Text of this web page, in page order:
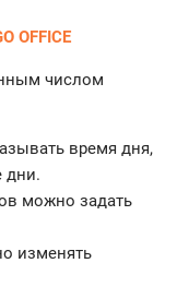
OFFICE
числом
время дня,
дни.
можно задать
изменять